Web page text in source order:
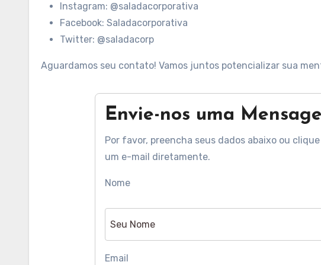
Instagram: @saladacorporativa
Facebook: Saladacorporativa
Twitter: @saladacorp
Aguardamos seu contato! Vamos juntos potencializar sua
Envie-nos uma
Por favor, preencha seus dados abaixo ou
um e-mail diretamente.
Nome
Email